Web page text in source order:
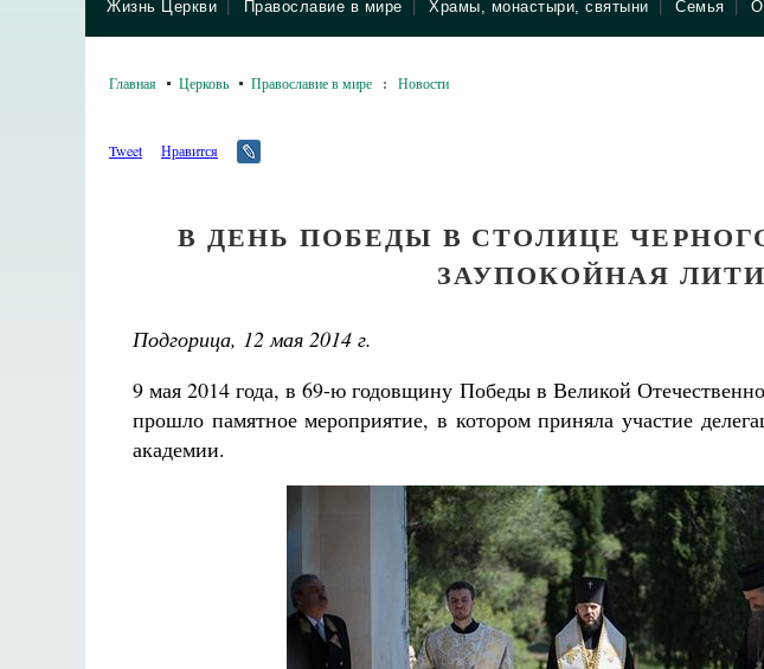
Жизнь Церкви Православие в мире Храмы, монастыри, святыни Семья
Главная Церковь Православие в мире : Новости
Tweet Нравится
В ДЕНЬ ПОБЕДЫ В СТОЛИЦЕ
ЗАУПОКОЙНАЯ
Подгорица, 12 мая 2014 г.
9 мая 2014 года, в 69-ю годовщину Победы в Великой
прошло памятное мероприятие, в котором приняла участие
академии.